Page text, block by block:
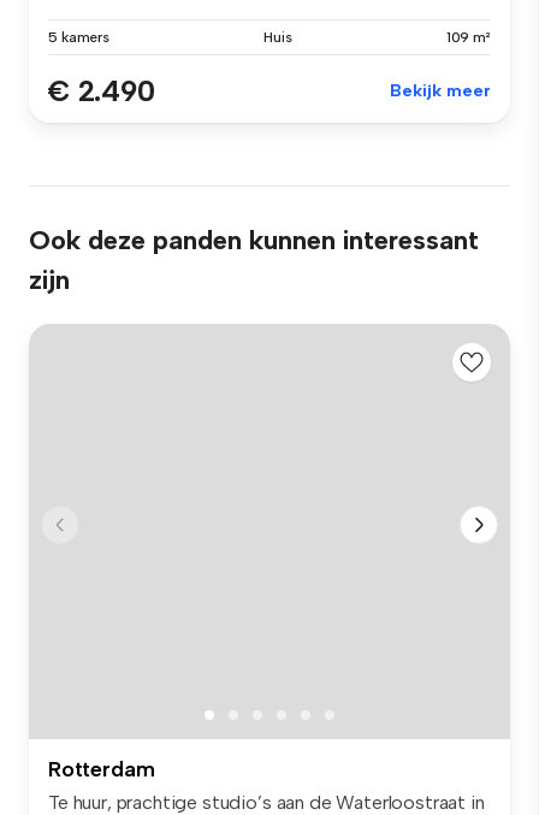
5 kamers Huis 109 m²
€ 2.490 Bekijk meer
Ook deze panden kunnen interessant
zijn
Rotterdam
Te huur, prachtige studio’s aan de Waterloostraat in